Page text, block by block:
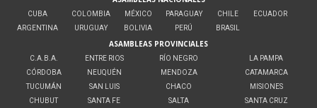
CUBA
ARGENTINA
COLOMBIA
URUGUAY
MÉXICO
BOLIVIA
PARAGUAY
PERÚ
CHILE
BRASIL
ECUADOR
ASAMBLEAS PROVINCIALES
C.A.B.A.
CÓRDOBA
TUCUMÁN
CHUBUT
ENTRE RIOS
NEUQUÉN
SAN LUIS
SANTA FE
RÍO NEGRO
MENDOZA
CHACO
SALTA
LA PAMPA
CATAMARCA
MISIONES
SANTA CRUZ